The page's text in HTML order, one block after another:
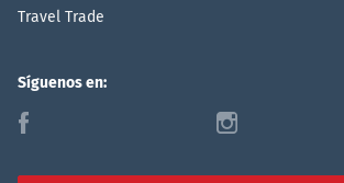
Travel Trade
Síguenos en:
f i